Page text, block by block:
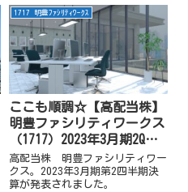
1717 明豊ﾌｧｼﾘﾃｨﾜｰｸｽ
ここも順調☆【高配当株】
明豊ファシリティワークス
（1717）2023年3月期2Q決
算
高配当株 明豊ファシリティワー
クス。2023年3月期第2四半期決
算が発表されました。